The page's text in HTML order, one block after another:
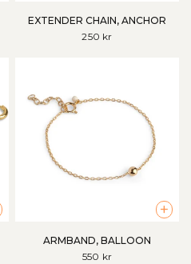
EXTENDER CHAIN, ANCHOR
250 kr
+
ARMBAND, BALLOON
550 kr